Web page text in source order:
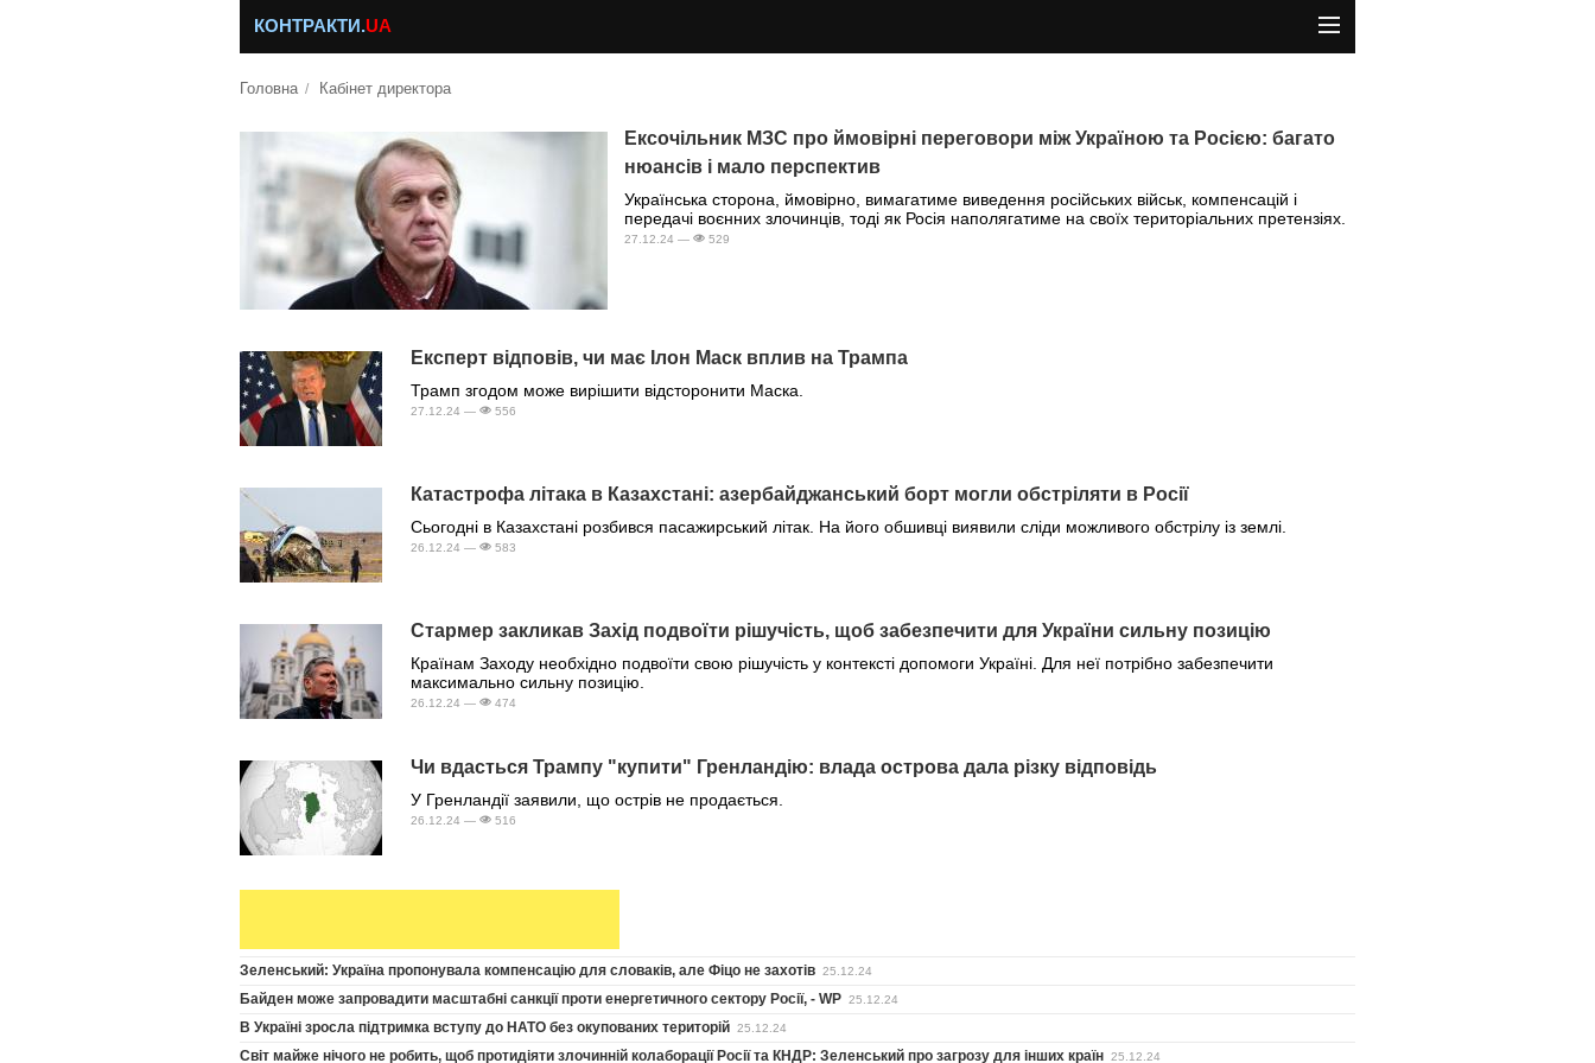
КОНТРАКТИ.UA
Головна Кабінет директора
Ексочільник МЗС про ймовірні переговори між Україною та Росією: багато
нюансів і мало перспектив
Українська сторона, ймовірно, вимагатиме виведення російських військ, компенсацій і
передачі воєнних злочинців, тоді як Росія наполягатиме на своїх територіальних претензіях.
27.12.24 — 529
Експерт відповів, чи має Ілон Маск вплив на Трампа
Трамп згодом може вирішити відсторонити Маска.
27.12.24 — 556
Катастрофа літака в Казахстані: азербайджанський борт могли обстріляти в Росії
Сьогодні в Казахстані розбився пасажирський літак. На його обшивці виявили сліди можливого обстрілу із землі.
26.12.24 — 583
Стармер закликав Захід подвоїти рішучість, щоб забезпечити для України сильну позицію
Країнам Заходу необхідно подвоїти свою рішучість у контексті допомоги Україні. Для неї потрібно забезпечити
максимально сильну позицію.
26.12.24 — 474
Чи вдасться Трампу "купити" Гренландію: влада острова дала різку відповідь
У Гренландії заявили, що острів не продається.
26.12.24 — 516
Зеленський: Україна пропонувала компенсацію для словаків, але Фіцо не захотів 25.12.24
Байден може запровадити масштабні санкції проти енергетичного сектору Росії, - WP 25.12.24
В Україні зросла підтримка вступу до НАТО без окупованих територій 25.12.24
Світ майже нічого не робить, щоб протидіяти злочинній колаборації Росії та КНДР: Зеленський про загрозу для інших країн 25.12.24